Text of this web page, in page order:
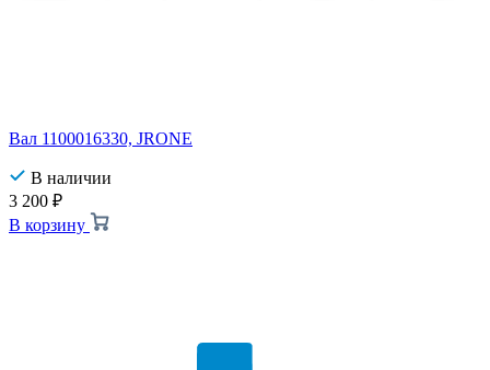
Вал 1100016330, JRONE
В наличии
3 200 ₽
В корзину